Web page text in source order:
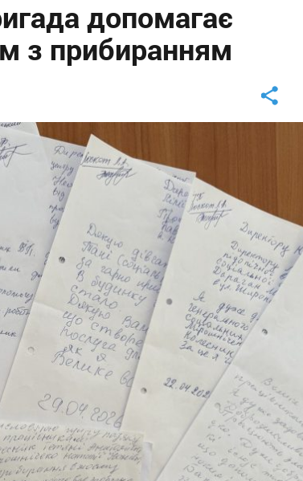
допомагає
з прибиранням